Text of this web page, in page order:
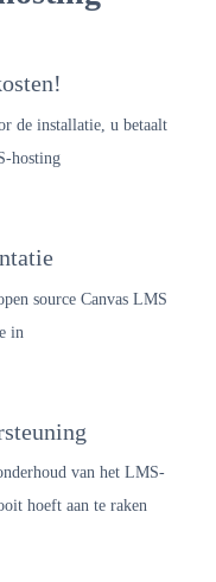
de installatie, u betaalt
hosting
source Canvas LMS
in
van het LMS-
hoeft aan te raken